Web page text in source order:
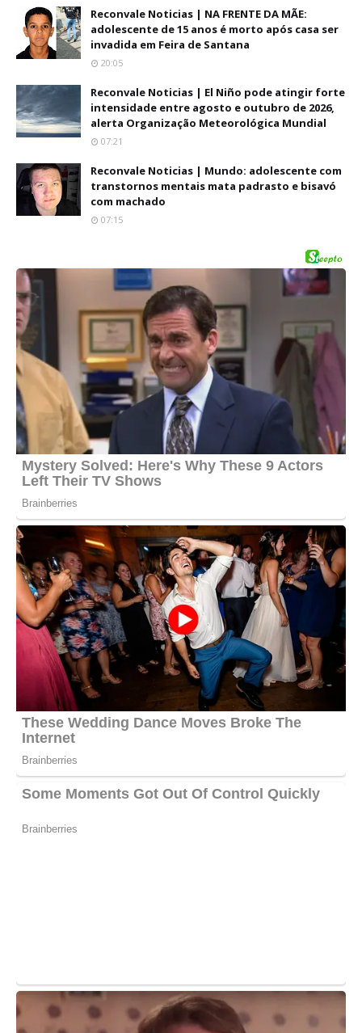
Reconvale Noticias | NA FRENTE DA MÃE:
adolescente de 15 anos é morto após casa ser
invadida em Feira de Santana
20:05
Reconvale Noticias | El Niño pode atingir forte
intensidade entre agosto e outubro de 2026,
alerta Organização Meteorológica Mundial
07:21
Reconvale Noticias | Mundo: adolescente com
transtornos mentais mata padrasto e bisavó
com machado
07:15